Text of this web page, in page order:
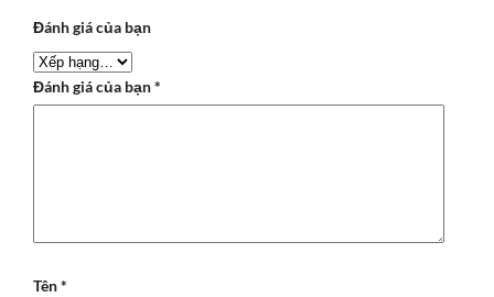
Đánh giá của bạn
Đánh giá của bạn*
Tên*